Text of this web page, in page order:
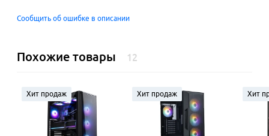
Сообщить об ошибке в описании
Похожие товары 12
Хит продаж Хит продаж Хит